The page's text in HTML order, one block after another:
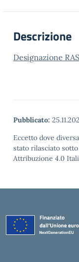
Descrizione
Designazione
Pubblicato:
Eccetto dove
stato rilasciato
Attribuzione 4.0